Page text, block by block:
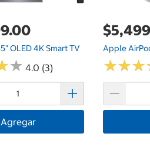
OLED 4K Smart TV
★
★ 4.0 (3)
Agregar
Apple
★★★
★★★